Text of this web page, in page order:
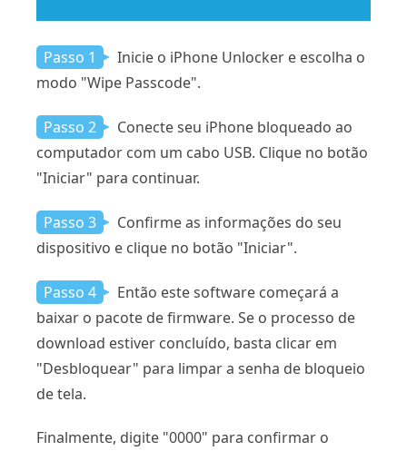
Passo 1
Inicie o iPhone Unlocker e escolha o
modo "Wipe Passcode".
Passo 2
Conecte seu iPhone bloqueado ao
computador com um cabo USB. Clique no botão
"Iniciar" para continuar.
Passo 3
Confirme as informações do seu
dispositivo e clique no botão "Iniciar".
Passo 4
Então este software começará a
baixar o pacote de firmware. Se o processo de
download estiver concluído, basta clicar em
"Desbloquear" para limpar a senha de bloqueio
de tela.
Finalmente, digite "0000" para confirmar o